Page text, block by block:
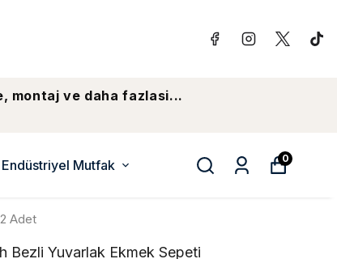
montaj ve daha fazlasi...
Endüstriyel Mutfak 0
Adet
Bezli Yuvarlak Ekmek Sepeti